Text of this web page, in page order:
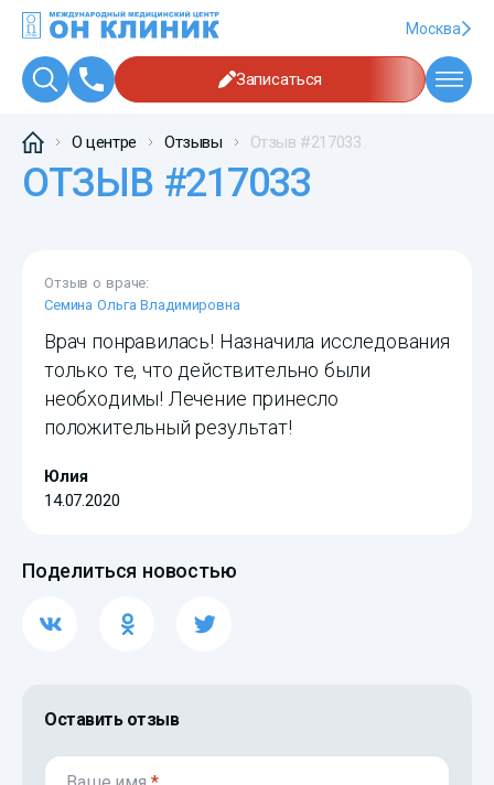
Москва
Записаться
О центре Отзывы Отзыв #217033
ОТЗЫВ #217033
Отзыв о враче:
Семина Ольга Владимировна
Врач понравилась! Назначила исследования
только те, что действительно были
необходимы! Лечение принесло
положительный результат!
Юлия
14.07.2020
Поделиться новостью
Оставить отзыв